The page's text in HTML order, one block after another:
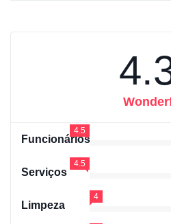
Funcionários
4.5
Serviços
4.5
Limpeza
4